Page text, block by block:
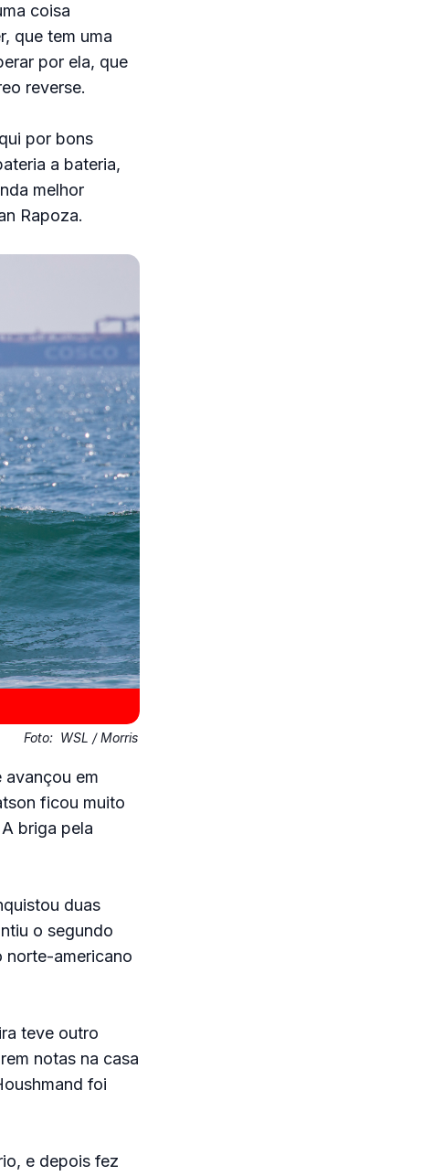
coisa
que tem uma
por ela, que
reverse.
por bons
a bateria,
melhor
Rapoza.
Foto: WSL / Morris
avançou em
ficou muito
briga pela
duas
o segundo
norte-americano
teve outro
notas na casa
foi
e depois fez